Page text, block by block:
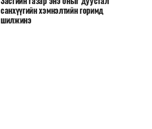
санхүүгийн хэмнэлтийн горимд
шилжинэ